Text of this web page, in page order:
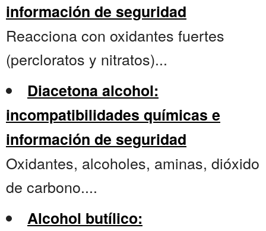
información de seguridad
Reacciona con oxidantes fuertes
(percloratos y nitratos)...
Diacetona alcohol:
incompatibilidades químicas e
información de seguridad
Oxidantes, alcoholes, aminas, dióxido
de carbono....
Alcohol butílico: